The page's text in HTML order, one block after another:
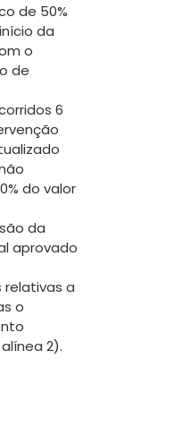
de 50%
da
o
de
6
do valor
da
aprovado
relativas a
o
2).